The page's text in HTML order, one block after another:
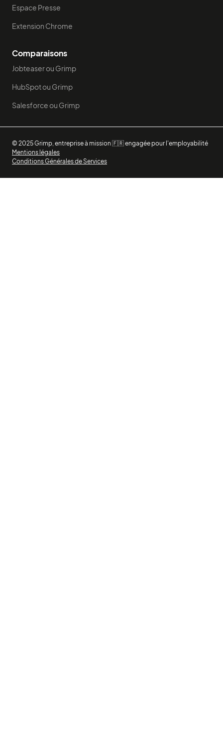
Espace Presse
Extension Chrome
Comparaisons
Jobteaser ou Grimp
HubSpot ou Grimp
Salesforce ou Grimp
© 2025 Grimp, entreprise à mission 🇫🇷 engagée pour l'employabilité
Mentions légales
Conditions Générales de Services